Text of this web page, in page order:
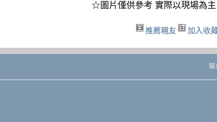
☆圖片僅供參考 實際以現場為主
推薦親友 加入收
報